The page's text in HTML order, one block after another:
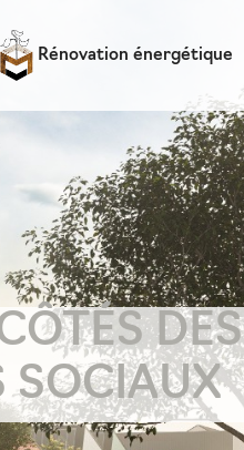
Rénovation énergétique
DES
SOCIAUX